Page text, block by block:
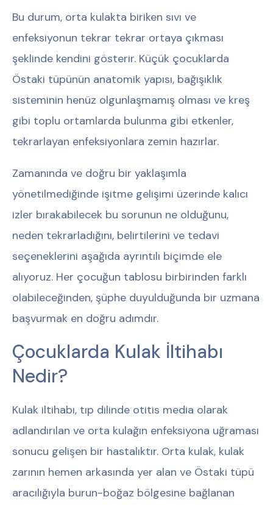
Bu durum, orta kulakta biriken sıvı ve
enfeksiyonun tekrar tekrar ortaya çıkması
şeklinde kendini gösterir. Küçük çocuklarda
Östaki tüpünün anatomik yapısı, bağışıklık
sisteminin henüz olgunlaşmamış olması ve kreş
gibi toplu ortamlarda bulunma gibi etkenler,
tekrarlayan enfeksiyonlara zemin hazırlar.
Zamanında ve doğru bir yaklaşımla
yönetilmediğinde işitme gelişimi üzerinde kalıcı
izler bırakabilecek bu sorunun ne olduğunu,
neden tekrarladığını, belirtilerini ve tedavi
seçeneklerini aşağıda ayrıntılı biçimde ele
alıyoruz. Her çocuğun tablosu birbirinden farklı
olabileceğinden, şüphe duyulduğunda bir uzmana
başvurmak en doğru adımdır.
Çocuklarda Kulak İltihabı
Nedir?
Kulak iltihabı, tıp dilinde otitis media olarak
adlandırılan ve orta kulağın enfeksiyona uğraması
sonucu gelişen bir hastalıktır. Orta kulak, kulak
zarının hemen arkasında yer alan ve Östaki tüpü
aracılığıyla burun-boğaz bölgesine bağlanan